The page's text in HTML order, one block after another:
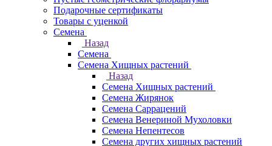
Подарочные сертификаты
Товары с уценкой
Семена
Назад
Семена
Семена Хищных растений
Назад
Семена Хищных растений
Семена Жирянок
Семена Саррацений
Семена Венериной Мухоловки
Семена Непентесов
Семена других хищных растений